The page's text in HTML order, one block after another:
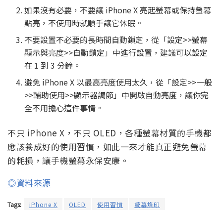
如果沒有必要，不要讓 iPhone X 亮起螢幕或保持螢幕
點亮，不使用時就順手讓它休眠。
不要設置不必要的長時間自動鎖定，從「設定>>螢幕
顯示與亮度>>自動鎖定」中進行設置，建議可以設定
在 1 到 3 分鐘。
避免 iPhone X 以最高亮度使用太久，從「設定>>一般
>>輔助使用>>顯示器調節」中開啟自動亮度，讓你完
全不用擔心這件事情。
不只 iPhone X，不只 OLED，各種螢幕材質的手機都
應該養成好的使用習慣，如此一來才能真正避免螢幕
的耗損，讓手機螢幕永保安康。
◎資料來源
Tags: iPhone X OLED 使用習慣 螢幕烙印